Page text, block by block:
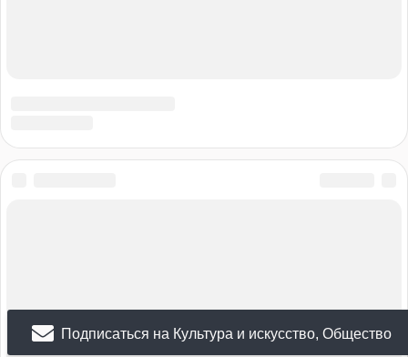
Подписаться на Культура и искусство, Общество